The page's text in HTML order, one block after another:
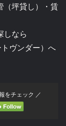
（坪貸し）・賃
しなら
ヴンダー）へ
をチェック ／